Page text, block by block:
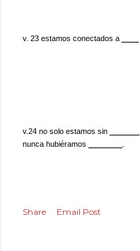
v. 23 estamos conectados a
v.24 no solo estamos sin
nunca hubiéramos
Share Email Post